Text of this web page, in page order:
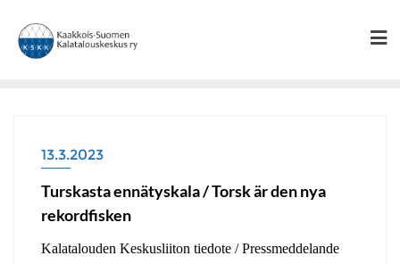
content
13.3.2023
Turskasta ennätyskala / Torsk är den nya
rekordfisken
Kalatalouden Keskusliiton tiedote / Pressmeddelande